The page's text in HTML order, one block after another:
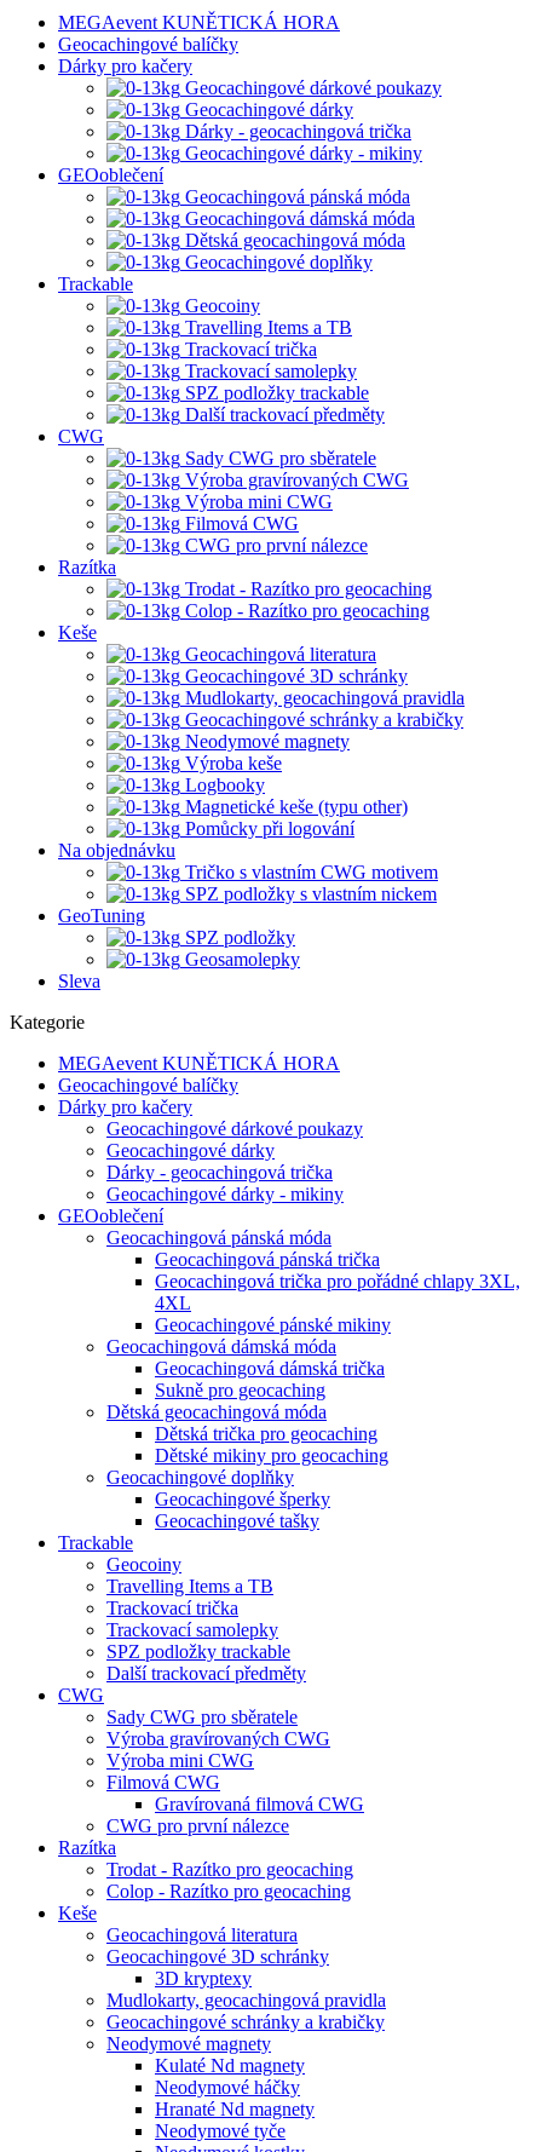
MEGAevent KUNĚTICKÁ HORA
Geocachingové balíčky
Dárky pro kačery
Geocachingové dárkové poukazy
Geocachingové dárky
Dárky - geocachingová trička
Geocachingové dárky - mikiny
GEOoblečení
Geocachingová pánská móda
Geocachingová dámská móda
Dětská geocachingová móda
Geocachingové doplňky
Trackable
Geocoiny
Travelling Items a TB
Trackovací trička
Trackovací samolepky
SPZ podložky trackable
Další trackovací předměty
CWG
Sady CWG pro sběratele
Výroba gravírovaných CWG
Výroba mini CWG
Filmová CWG
CWG pro první nálezce
Razítka
Trodat - Razítko pro geocaching
Colop - Razítko pro geocaching
Keše
Geocachingová literatura
Geocachingové 3D schránky
Mudlokarty, geocachingová pravidla
Geocachingové schránky a krabičky
Neodymové magnety
Výroba keše
Logbooky
Magnetické keše (typu other)
Pomůcky při logování
Na objednávku
Tričko s vlastním CWG motivem
SPZ podložky s vlastním nickem
GeoTuning
SPZ podložky
Geosamolepky
Sleva
Kategorie
MEGAevent KUNĚTICKÁ HORA
Geocachingové balíčky
Dárky pro kačery
Geocachingové dárkové poukazy
Geocachingové dárky
Dárky - geocachingová trička
Geocachingové dárky - mikiny
GEOoblečení
Geocachingová pánská móda
Geocachingová pánská trička
Geocachingová trička pro pořádné chlapy 3XL,
4XL
Geocachingové pánské mikiny
Geocachingová dámská móda
Geocachingová dámská trička
Sukně pro geocaching
Dětská geocachingová móda
Dětská trička pro geocaching
Dětské mikiny pro geocaching
Geocachingové doplňky
Geocachingové šperky
Geocachingové tašky
Trackable
Geocoiny
Travelling Items a TB
Trackovací trička
Trackovací samolepky
SPZ podložky trackable
Další trackovací předměty
CWG
Sady CWG pro sběratele
Výroba gravírovaných CWG
Výroba mini CWG
Filmová CWG
Gravírovaná filmová CWG
CWG pro první nálezce
Razítka
Trodat - Razítko pro geocaching
Colop - Razítko pro geocaching
Keše
Geocachingová literatura
Geocachingové 3D schránky
3D kryptexy
Mudlokarty, geocachingová pravidla
Geocachingové schránky a krabičky
Neodymové magnety
Kulaté Nd magnety
Neodymové háčky
Hranaté Nd magnety
Neodymové tyče